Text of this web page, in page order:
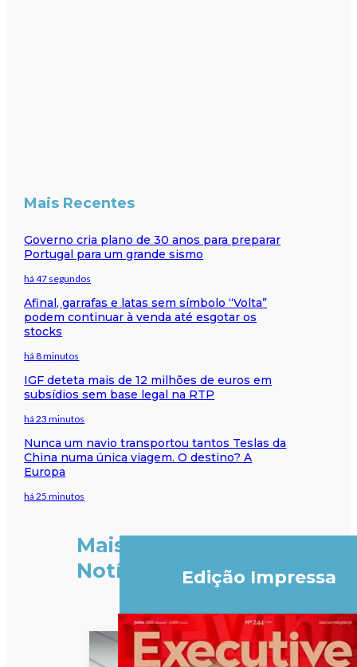
Mais Recentes
Governo cria plano de 30 anos para preparar
Portugal para um grande sismo
há 47 segundos
Afinal, garrafas e latas sem símbolo “Volta”
podem continuar à venda até esgotar os
stocks
há 8 minutos
IGF deteta mais de 12 milhões de euros em
subsídios sem base legal na RTP
há 23 minutos
Nunca um navio transportou tantos Teslas da
China numa única viagem. O destino? A
Europa
há 25 minutos
Mais
Notícias
Edição Impressa